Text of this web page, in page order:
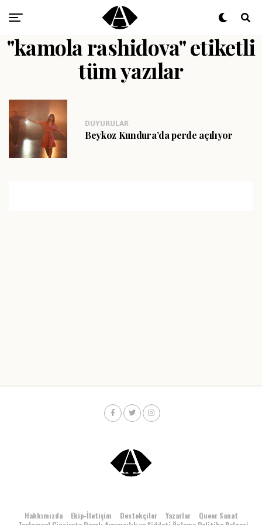
"kamola rashidova" etiketli
tüm yazılar
DUYURULAR
Beykoz Kundura’da perde açılıyor
Hakkımızda Ekip-İletişim Destekçiler Yazarlar
Queer Sanat